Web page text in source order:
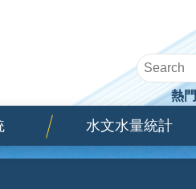
熱
水文水量統計